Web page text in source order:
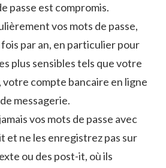
passe est compromis.
vos mots de passe,
fois par an, en particulier pour
plus sensibles tels que votre
votre compte bancaire en ligne
messagerie.
vos mots de⁢ passe avec
et ne les enregistrez pas sur
ou‍ des ⁤post-it, où ils